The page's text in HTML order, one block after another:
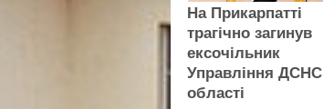
На Прикарпатті
трагічно загинув
ексочільник
Управління ДСНС
області